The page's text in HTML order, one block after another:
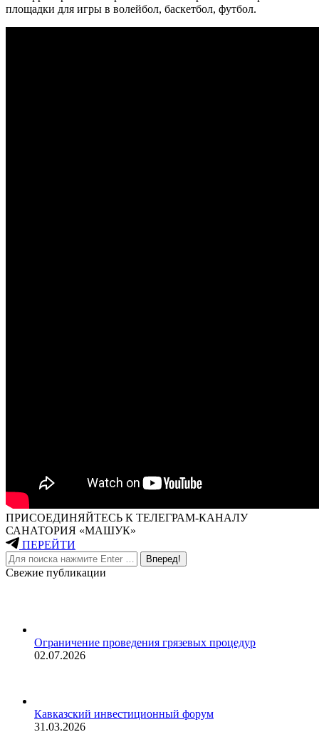
площадки для игры в волейбол, баскетбол, футбол.
ПРИСОЕДИНЯЙТЕСЬ К ТЕЛЕГРАМ-КАНАЛУ
САНАТОРИЯ «МАШУК»
ПЕРЕЙТИ
Поиск:
Свежие публикации
Ограничение проведения грязевых процедур
02.07.2026
Кавказский инвестиционный форум
31.03.2026